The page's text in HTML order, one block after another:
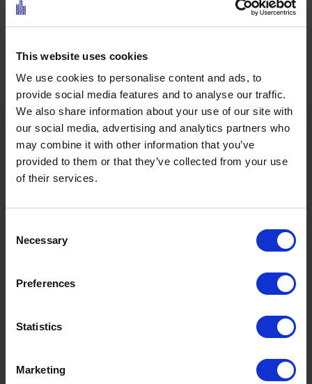
This website uses cookies
We use cookies to personalise content and ads, to
provide social media features and to analyse our traffic.
We also share information about your use of our site with
our social media, advertising and analytics partners who
may combine it with other information that you’ve
provided to them or that they’ve collected from your use
of their services.
Selection
Necessary
Preferences
Statistics
Marketing
Ich möchte den regelmäßigen Newsletter der Tiroler Zugspitz
Arena erhalten und willige ein, dass meine angegebenen Daten
von Informationen und Angeboten verarbeitet werden.
Ich kann meine Einwilligung jederzeit mit Wirkung für die
Zukunft widerrufen, z. B. über den Abmeldelink im Newsletter.
Weitere Informationen finden Siehier in der
Datenschutzerklärung. *
Bitte akzeptieren Sie die Statistik-Cookies, um die Seite
Ö3 Silent Cinema Open Air Kino Tour
presented by Erste Bank und Sparkasse“
kommt am
Lermoos.